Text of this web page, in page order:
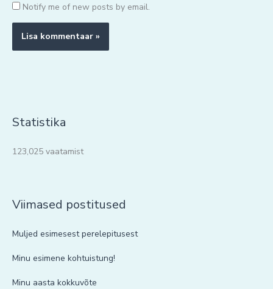
Notify me of new posts by email.
Statistika
123,025 vaatamist
Viimased postitused
Muljed esimesest perelepitusest
Minu esimene kohtuistung!
Minu aasta kokkuvõte